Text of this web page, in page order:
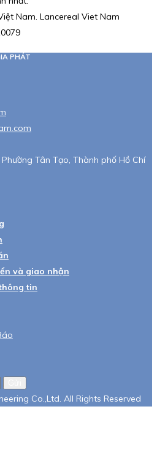
Nam. Lancereal Viet Nam
PHÁT
Tân Tạo, Thành phố Hồ Chí
và giao nhận
tin
Co.,Ltd. All Rights Reserved